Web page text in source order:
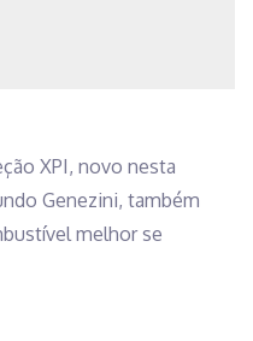
XPI, novo nesta
Genezini, também
melhor se